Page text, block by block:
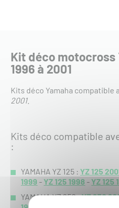
Kit déco motocross
1996 à 2001
Kits déco Yamaha compatible
2001.
Kits déco compatible
:
YAMAHA YZ 125 :YZ 125
1999 -YZ 125 1998 -YZ 125
YAMAHA YZ 250 :YZ 250